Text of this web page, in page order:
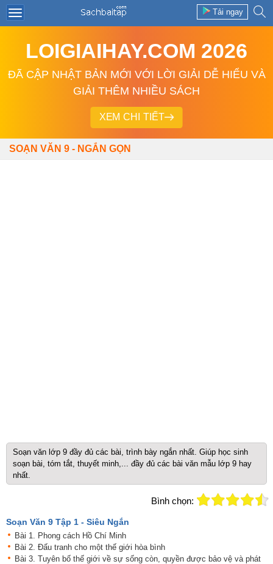
Tải ngay
LOIGIAIHAY.COM 2026
ĐÃ CẬP NHẬT BẢN MỚI VỚI LỜI GIẢI DỄ HIỂU VÀ
GIẢI THÊM NHIỀU SÁCH
XEM CHI TIẾT
SOẠN VĂN 9 - NGẮN GỌN
Soạn văn lớp 9 đầy đủ các bài, trình bày ngắn nhất. Giúp học sinh
soạn bài, tóm tắt, thuyết minh,... đầy đủ các bài văn mẫu lớp 9 hay
nhất.
Bình chọn:
Soạn Văn 9 Tập 1 - Siêu Ngắn
Bài 1. Phong cách Hồ Chí Minh
Bài 2. Đấu tranh cho một thế giới hòa bình
Bài 3. Tuyên bố thế giới về sự sống còn, quyền được bảo vệ và phát